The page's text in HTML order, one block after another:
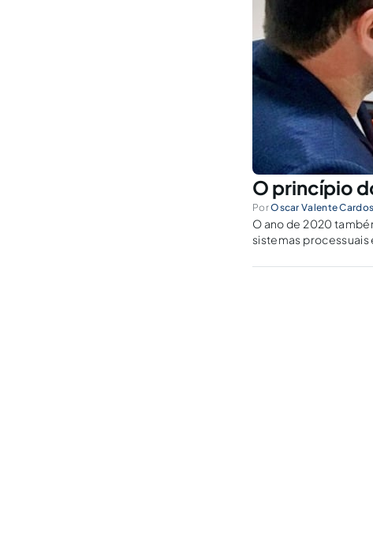
O princípio
PorOscar Valente
O ano de 2020
sistemas processuais